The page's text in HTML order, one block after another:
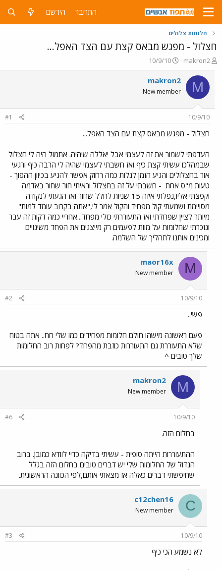
התחבר הירשם
חלומות צלולים
חצלול - מפגש מבאס קצת עם הצד האפל...
פ
ו
ת
ח
ה
ו
ש
א
makron2
פ
ו
ר
ם
ר
10/9/10
M
makron2
New member
10/9/10
#1
חצלול - מפגש מבאס קצת עם הצד האפל...
העדפתי לשמור את זה לעצמי אבל יאללה שיהיה. אתמול היה לי חצלול
שבמהלכו עשיתי קצת כיף ואז חשבתי לעצמי שהיה לי הרבה כיף ורגעי
אור בחצלולים והגיע הזמן לגלות כמה רחוק אפשר להגיע בכיוון ההפוך -
טעות מ"ס אחת - חשבתי על זה בחצלול וראיתי חור שחור באדמה
וקפצתי אליו,נפלתי איזה 15 שניות לחלל שחור ואז הגעתי לנקודה
מסויימת ושמעתי קול מפחיד והקול אמר לי,"אתה בקרוב עומד למות"
מיותר לציין שפחדתי ואז התעוררתי כולי מפחד...אחריי כמה דקות זה עבר
ונזכרתי שחלומות על מוות לפעמים רק מייצגים את הפחד משינויים
ומכינים אותנו לתהליך של השלמה.
M
maor16x
New member
10/9/10
#2
פשי..
פעם ראשונה מישהו חולם חלומות מפחידים כמו שלי חח.. אתה בטוח
שלא התעוררת גם התעוררות כוזבת מהפחד? לפחות רוב החלומות
שלך טובים ^
M
makron2
New member
10/9/10
#6
בחלום הזה.
ההתעוררות הייתה סופית - עשיתי בדיקה כדיי לוודא כמובן. ברוב
הגדול של החלומות שלי יש דברים טובים בחלום הזה בגלל
שחיפשתי דברים כאלה אז מצאתי אותם,לפי הכוונה הראשונית.
C
c12chen16
New member
10/9/10
#3
לא נשמע הכי כיף